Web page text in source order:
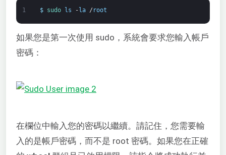
1 $ sudo ls -la / root
如果您是第一次使用 sudo，系統會要求您輸入帳戶
密碼：
在欄位中輸入您的密碼以繼續。請記住，您需要輸
入的是帳戶密碼，而不是 root 密碼。如果您在正確